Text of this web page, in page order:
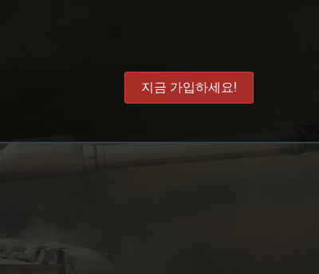
지금 가입하세요!